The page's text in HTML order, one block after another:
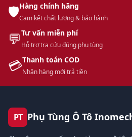
🛡️Hàng chính hãng
Cam kết chất lượng & bảo hành
💬Tư vấn miễn phí
Hỗ trợ tra cứu đúng phụ tùng
💳Thanh toán COD
Nhận hàng mới trả tiền
PT Phụ Tùng Ô Tô